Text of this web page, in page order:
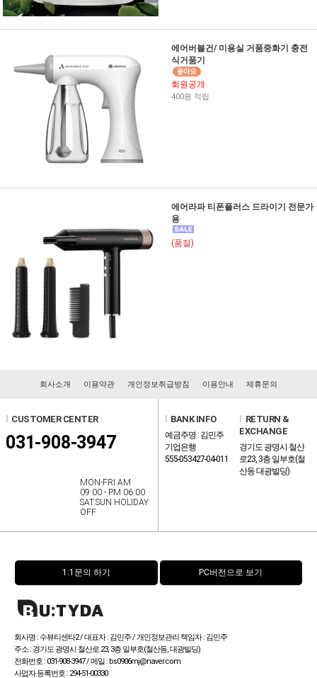
에어버블건/ 미용실 거품중화기 충전
식거품기
회원공개
400원 적립
에어라파 티폰플러스 드라이기 전문가
용
(품절)
회사소개 이용약관 개인정보취급방침 이용안내 제휴문의
CUSTOMER CENTER
031-908-3947
MON-FRI AM
09:00 - PM 06:00
SAT.SUN HOLIDAY
OFF
BANK INFO
예금주명 : 김민주
기업은행
555-053427-04-011
RETURN &
EXCHANGE
경기도 광명시 철산
로23, 3층 일부호(철
산동 대광빌딩)
1:1문의 하기 PC버전으로 보기
회사명 : 수뷰티센타2 / 대표자 : 김민주 / 개인정보관리 책임자 : 김민주
주소 : 경기도 광명시 철산로 23, 3층 일부호(철산동, 대광빌딩)
전화번호 : 031-908-3947 / 메일 : bs0906mj@naver.com
사업자 등록번호 : 294-51-00330